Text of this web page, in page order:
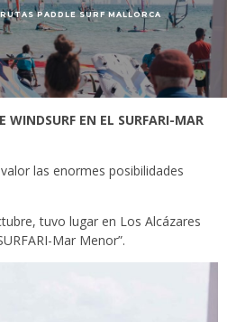
RUTAS PADDLE SURF MALLORCA
WINDSURF EN EL SURFARI-MAR
las enormes posibilidades
tuvo lugar en Los Alcázares
Mar Menor”.